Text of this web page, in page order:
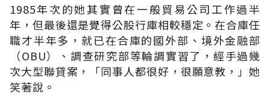
1985年次的她其實曾在一般貿易公司工作過半
年，但最後還是覺得公股行庫相較穩定。在合庫任
職才半年多，就已在合庫的國外部、境外金融部
（OBU）、調查研究部等輪調實習了，經手過幾
次大型聯貸案，「同事人都很好，很願意教，」她
笑著說。